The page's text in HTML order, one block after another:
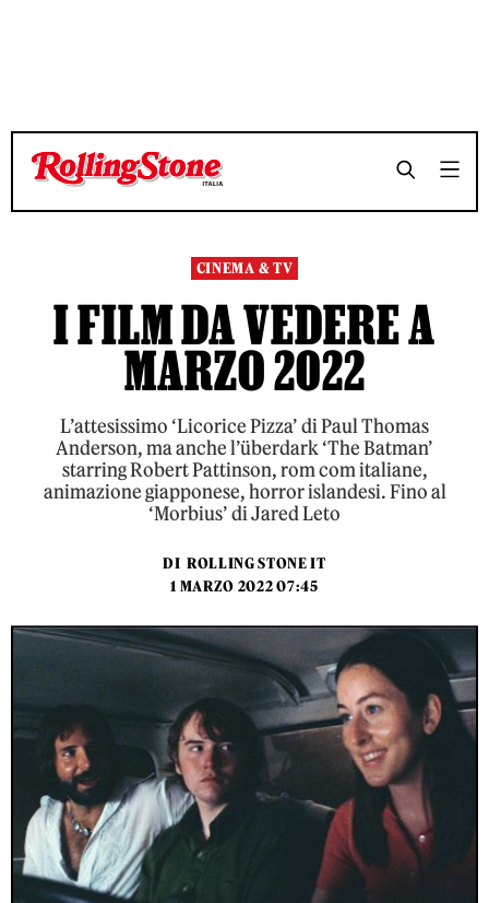
TEMPO DI LETTURA 13 MINUTI SHARE
TEMPO DI LETTURA 13 MINUTI SHARE
CINEMA & TV
I FILM DA VEDERE A
MARZO 2022
L’attesissimo ‘Licorice Pizza’ di Paul Thomas
Anderson, ma anche l’überdark ‘The Batman’
starring Robert Pattinson, rom com italiane,
animazione giapponese, horror islandesi. Fino al
‘Morbius’ di Jared Leto
DI ROLLING STONE IT
1 MARZO 2022 07:45